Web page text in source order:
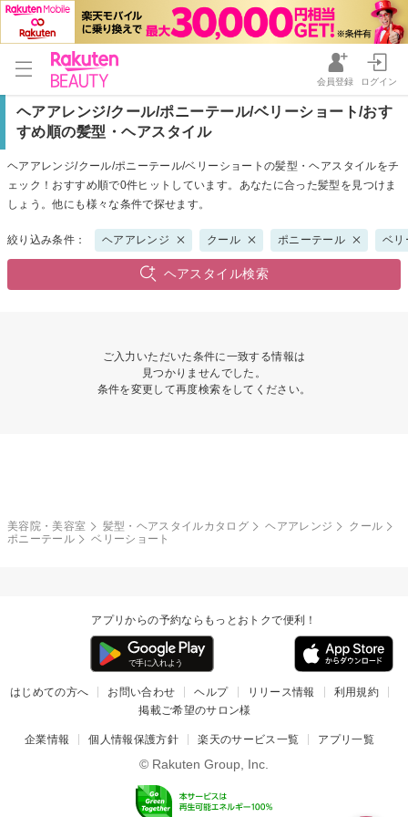
会員登録 ログイン
ヘアアレンジ/クール/ポニーテール/ベリーショート/おす
すめ順の髪型・ヘアスタイル
ヘアアレンジ/クール/ポニーテール/ベリーショートの髪型・ヘアスタイルをチ
ェック！おすすめ順で0件ヒットしています。あなたに合った髪型を見つけま
しょう。他にも様々な条件で探せます。
絞り込み条件： ヘアアレンジ クール ポニーテール ベリ
ヘアスタイル検索
ご入力いただいた条件に一致する情報は
見つかりませんでした。
条件を変更して再度検索をしてください。
美容院・美容室 髪型・ヘアスタイルカタログ ヘアアレンジ
クール
ポニーテール
ベリーショート
アプリからの予約ならもっとおトクで便利！
はじめての方へ お問い合わせ ヘルプ リリース情報
利用規約
掲載ご希望のサロン様
企業情報 個人情報保護方針 楽天のサービス一覧 アプリ一覧
© Rakuten Group, Inc.